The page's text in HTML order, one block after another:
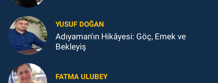
YUSUF DOĞAN
Adıyaman'ın Hikâyesi: Göç, Emek ve
Bekleyiş
FATMA ULUBEY